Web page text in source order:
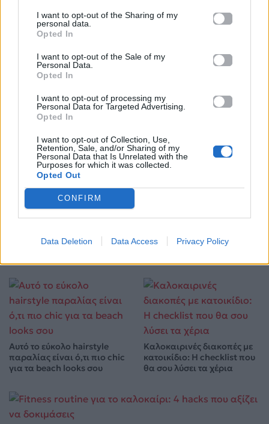
I want to opt-out of the Sharing of my
personal data.
Opted In
I want to opt-out of the Sale of my
Personal Data.
Opted In
I want to opt-out of processing my
Personal Data for Targeted Advertising.
Opted In
I want to opt-out of Collection, Use,
Retention, Sale, and/or Sharing of my
Personal Data that Is Unrelated with the
Purposes for which it was collected.
Opted Out
CONFIRM
Data Deletion Data Access Privacy Policy
Η αποκάλυψη του αιώνα στην Αμφίπολη: Ολόκληρος
12.05.2026
Το viral trick της Gen Z που δίνει ακαταμάχητο σχήμα στα
Αυτό το εύκολο hairstyle
παραλίας είναι ό,τι πιο chic
για τα beach looks σου
Καλοκαιρινές διακοπές με
κατοικίδιο: Η checklist που
θα σου λύσει τα χέρια